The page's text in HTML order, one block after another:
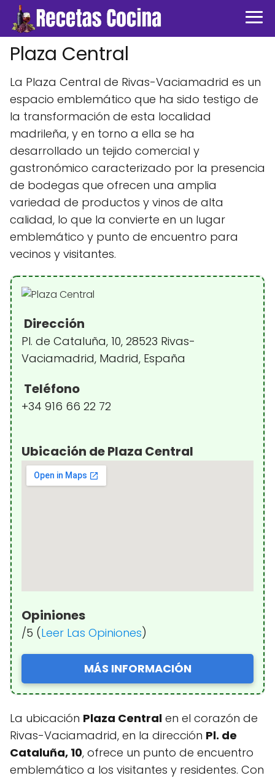
Plaza Central
La Plaza Central de Rivas-Vaciamadrid es un
espacio emblemático que ha sido testigo de
la transformación de esta localidad
madrileña, y en torno a ella se ha
desarrollado un tejido comercial y
gastronómico caracterizado por la presencia
de bodegas que ofrecen una amplia
variedad de productos y vinos de alta
calidad, lo que la convierte en un lugar
emblemático y punto de encuentro para
vecinos y visitantes.
Dirección
Pl. de Cataluña, 10, 28523 Rivas-
Vaciamadrid, Madrid, España
Teléfono
+34 916 66 22 72
Ubicación de Plaza Central
Opiniones
/5 (Leer Las Opiniones)
MÁS INFORMACIÓN
La ubicación Plaza Central en el corazón de
Rivas-Vaciamadrid, en la dirección Pl. de
Cataluña, 10, ofrece un punto de encuentro
emblemático a los visitantes y residentes. Con